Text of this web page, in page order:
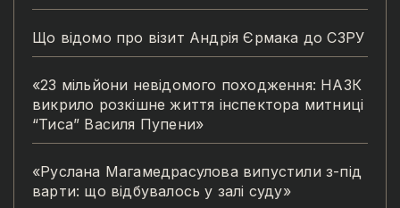
Що відомо про візит Андрія Єрмака до СЗРУ
«23 мільйони невідомого походження: НАЗК
викрило розкішне життя інспектора митниці
“Тиса” Василя Пупени»
«Руслана Магамедрасулова випустили з-під
варти: що відбувалось у залі суду»